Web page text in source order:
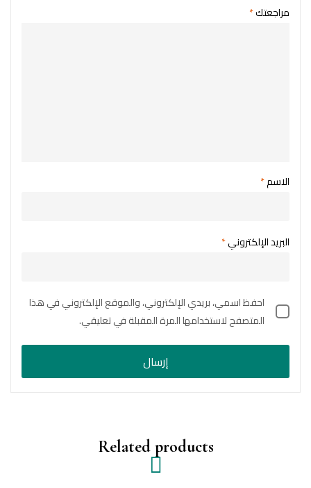
مراجعتك*
الاسم*
البريد الإلكتروني*
احفظ اسمي، بريدي الإلكتروني، والموقع الإلكتروني في هذا
المتصفح لاستخدامها المرة المقبلة في تعليقي.
Related products